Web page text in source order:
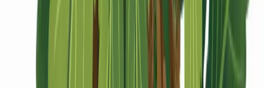
Cannabis Karte